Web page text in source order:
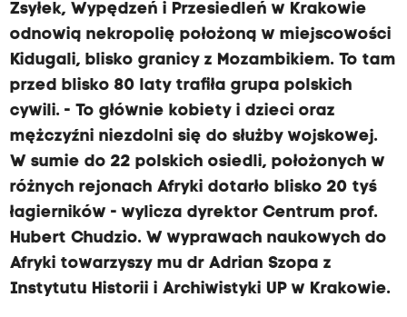
Zsyłek, Wypędzeń i Przesiedleń w Krakowie
odnowią nekropolię położoną w miejscowości
Kidugali, blisko granicy z Mozambikiem. To tam
przed blisko 80 laty trafiła grupa polskich
cywili. - To głównie kobiety i dzieci oraz
mężczyźni niezdolni się do służby wojskowej.
W sumie do 22 polskich osiedli, położonych w
różnych rejonach Afryki dotarło blisko 20 tyś
łagierników - wylicza dyrektor Centrum prof.
Hubert Chudzio. W wyprawach naukowych do
Afryki towarzyszy mu dr Adrian Szopa z
Instytutu Historii i Archiwistyki UP w Krakowie.